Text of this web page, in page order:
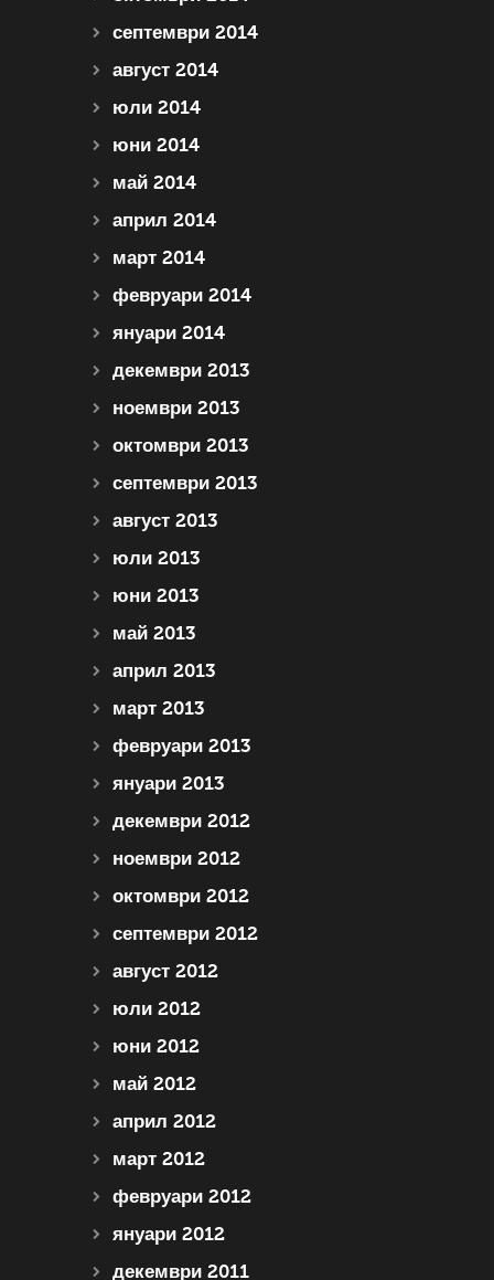
септември 2014
август 2014
юли 2014
юни 2014
май 2014
април 2014
март 2014
февруари 2014
януари 2014
декември 2013
ноември 2013
октомври 2013
септември 2013
август 2013
юли 2013
юни 2013
май 2013
април 2013
март 2013
февруари 2013
януари 2013
декември 2012
ноември 2012
октомври 2012
септември 2012
август 2012
юли 2012
юни 2012
май 2012
април 2012
март 2012
февруари 2012
януари 2012
декември 2011